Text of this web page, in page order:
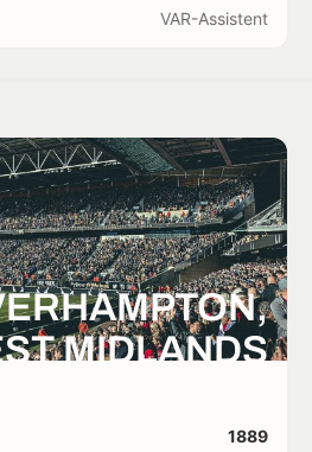
VAR-Assistent
MIDLANDS
1889